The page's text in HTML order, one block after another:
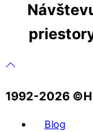
1992-2026
Blog